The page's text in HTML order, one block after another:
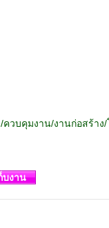
วบคุมงาน/งานก่อสร้าง/
บงาน